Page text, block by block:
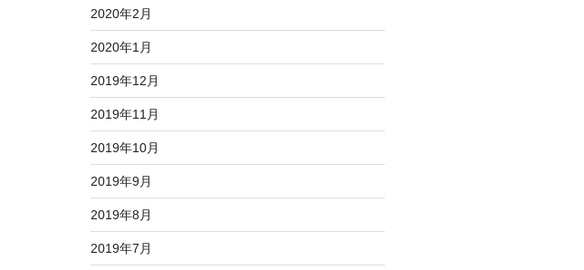
2020年2月
2020年1月
2019年12月
2019年11月
2019年10月
2019年9月
2019年8月
2019年7月